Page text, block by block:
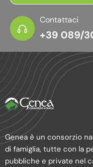
Contattaci
+39 089/
Genea è un consorzio
di famiglia, tutte con la
pubbliche e private nel